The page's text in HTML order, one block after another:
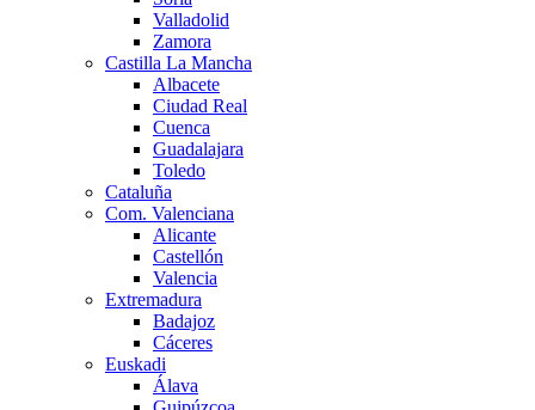
Valladolid
Zamora
Castilla La Mancha
Albacete
Ciudad Real
Cuenca
Guadalajara
Toledo
Cataluña
Com. Valenciana
Alicante
Castellón
Valencia
Extremadura
Badajoz
Cáceres
Euskadi
Álava